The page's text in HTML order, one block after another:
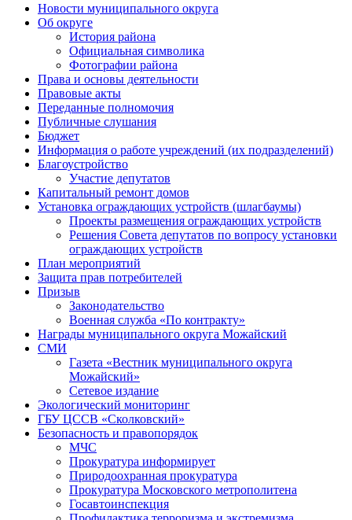
Новости муниципального округа
Об округе
История района
Официальная символика
Фотографии района
Права и основы деятельности
Правовые акты
Переданные полномочия
Публичные слушания
Бюджет
Информация о работе учреждений (их подразделений)
Благоустройство
Участие депутатов
Капитальный ремонт домов
Установка ограждающих устройств (шлагбаумы)
Проекты размещения ограждающих устройств
Решения Совета депутатов по вопросу установки
ограждающих устройств
План мероприятий
Защита прав потребителей
Призыв
Законодательство
Военная служба «По контракту»
Награды муниципального округа Можайский
СМИ
Газета «Вестник муниципального округа
Можайский»
Сетевое издание
Экологический мониторинг
ГБУ ЦССВ «Сколковский»
Безопасность и правопорядок
МЧС
Прокуратура информирует
Природоохранная прокуратура
Прокуратура Московского метрополитена
Госавтоинспекция